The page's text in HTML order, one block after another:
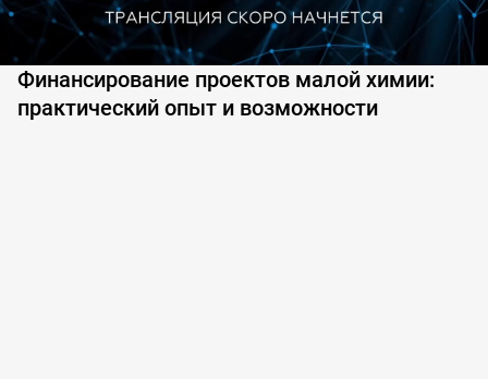
Финансирование проектов малой химии:
практический опыт и возможности